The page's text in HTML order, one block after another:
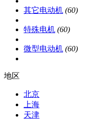
其它电动机 (60)
特殊电机 (60)
微型电动机 (60)
地区
北京
上海
天津